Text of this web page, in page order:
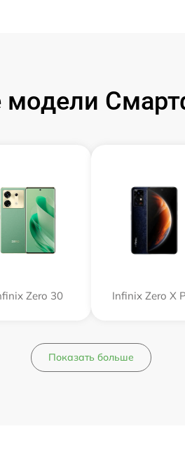
Zero 30 Infinix Zero X
Показать больше